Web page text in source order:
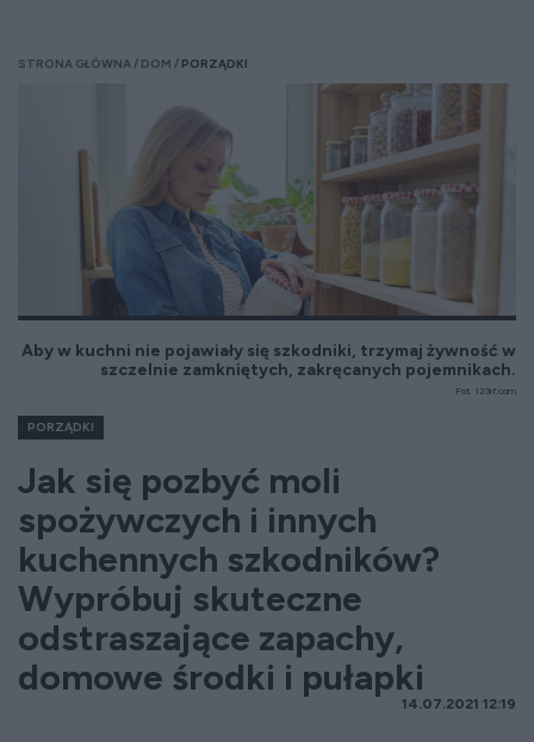
STRONA GŁÓWNA DOM PORZĄDKI
Aby w kuchni nie pojawiały się szkodniki, trzymaj żywność w
szczelnie zamkniętych, zakręcanych pojemnikach.
Fot. 123rf.com
PORZĄDKI
Jak się pozbyć moli
spożywczych i innych
kuchennych szkodników?
Wypróbuj skuteczne
odstraszające zapachy,
domowe środki i pułapki
14.07.2021 12:19